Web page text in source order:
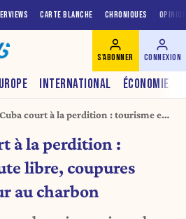
CARTE BLANCHE CHRONIQUES
INTERNATIONAL ÉCONOMIE
S'ABONNER CONNEXION
Cuba court à la perdition : tourisme en
au charbon
à la perdition :
libre, coupures
au charbon